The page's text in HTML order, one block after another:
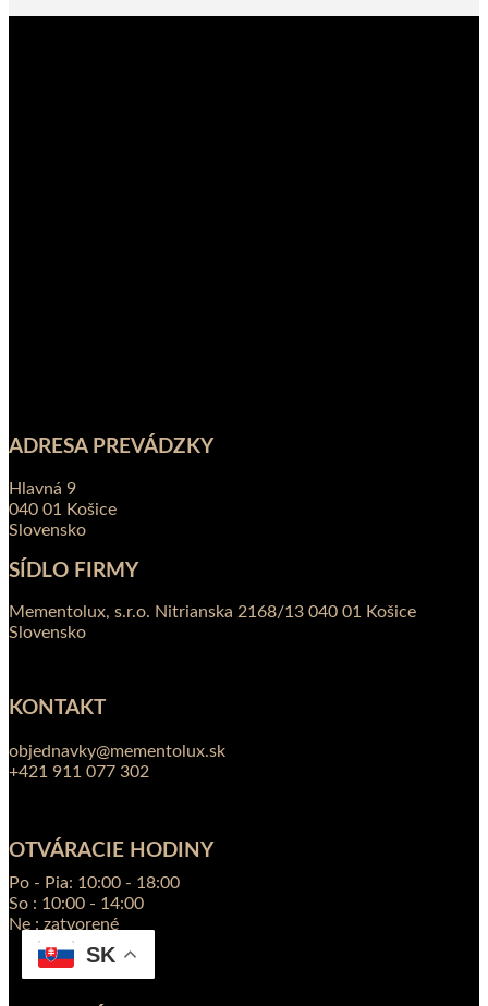
ADRESA PREVÁDZKY
Hlavná 9
040 01 Košice
Slovensko
SÍDLO FIRMY
Mementolux, s.r.o. Nitrianska 2168/13 040 01 Košice
Slovensko
KONTAKT
objednavky@mementolux.sk
+421 911 077 302
OTVÁRACIE HODINY
Po - Pia: 10:00 - 18:00
So : 10:00 - 14:00
Ne : zatvorené
SK